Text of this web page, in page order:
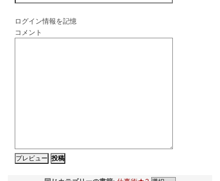
ログイン情報を記憶
コメント